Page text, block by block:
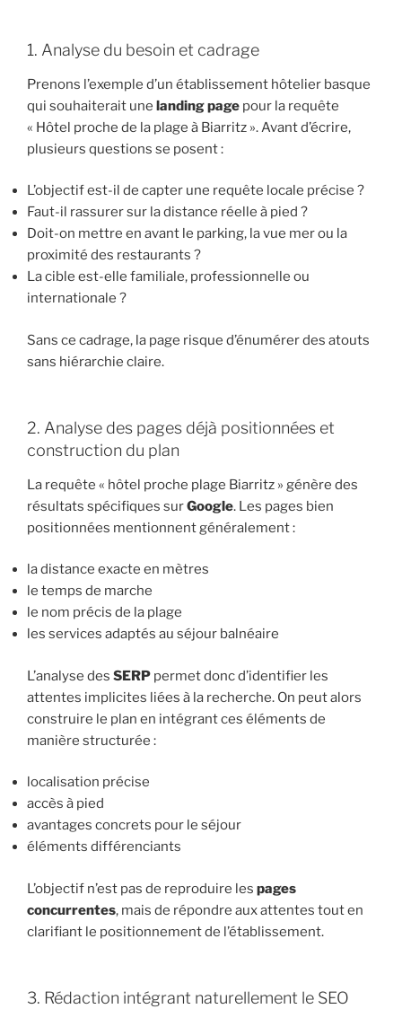
1. Analyse du besoin et cadrage
Prenons l’exemple d’un établissement hôtelier basque
qui souhaiterait une landing page pour la requête
« Hôtel proche de la plage à Biarritz ». Avant d’écrire,
plusieurs questions se posent :
L’objectif est-il de capter une requête locale précise ?
Faut-il rassurer sur la distance réelle à pied ?
Doit-on mettre en avant le parking, la vue mer ou la
proximité des restaurants ?
La cible est-elle familiale, professionnelle ou
internationale ?
Sans ce cadrage, la page risque d’énumérer des atouts
sans hiérarchie claire.
2. Analyse des pages déjà positionnées et
construction du plan
La requête « hôtel proche plage Biarritz » génère des
résultats spécifiques surGoogle. Les pages bien
positionnées mentionnent généralement :
la distance exacte en mètres
le temps de marche
le nom précis de la plage
les services adaptés au séjour balnéaire
L’analyse des SERP permet donc d’identifier les
attentes implicites liées à la recherche. On peut alors
construire le plan en intégrant ces éléments de
manière structurée :
localisation précise
accès à pied
avantages concrets pour le séjour
éléments différenciants
L’objectif n’est pas de reproduire les pages
concurrentes, mais de répondre aux attentes tout en
clarifiant le positionnement de l’établissement.
3. Rédaction intégrant naturellement le SEO